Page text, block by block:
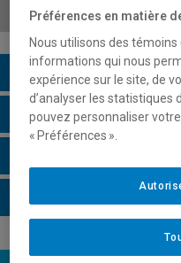
Description du cours
Horaire - Été 2026
Préférences en matière
Nous utilisons des
informations qui nous
expérience sur le site, de
d’analyser les statistiques
pouvez personnaliser
« Préférences ».